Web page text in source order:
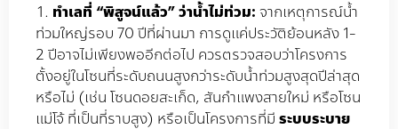
ทำเลที่ “พิสูจน์แล้ว” ว่าน้ำไม่ท่วม: จากเหตุการณ์น้ำ
ท่วมใหญ่รอบ 70 ปีที่ผ่านมา การดูแค่ประวัติย้อนหลัง 1-
2 ปีอาจไม่เพียงพออีกต่อไป ควรตรวจสอบว่าโครงการ
ตั้งอยู่ในโซนที่ระดับถนนสูงกว่าระดับน้ำท่วมสูงสุดปีล่าสุด
หรือไม่ (เช่น โซนดอยสะเก็ด, สันกำแพงสายใหม่ หรือโซน
แม่โจ้ ที่เป็นที่ราบสูง) หรือเป็นโครงการที่มี ระบบระบาย